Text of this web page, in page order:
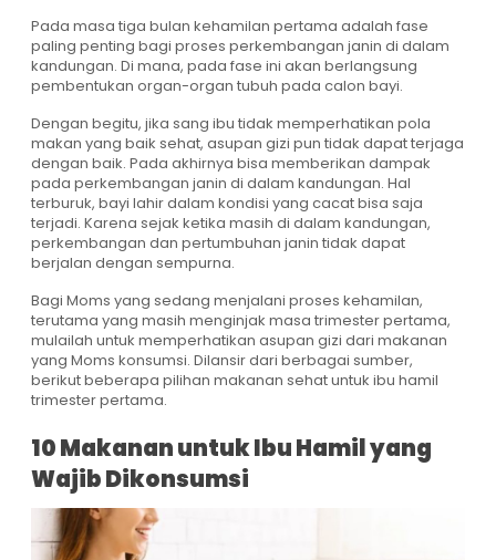
Pada masa tiga bulan kehamilan pertama adalah fase
paling penting bagi proses perkembangan janin di dalam
kandungan. Di mana, pada fase ini akan berlangsung
pembentukan organ-organ tubuh pada calon bayi.
Dengan begitu, jika sang ibu tidak memperhatikan pola
makan yang baik sehat, asupan gizi pun tidak dapat terjaga
dengan baik. Pada akhirnya bisa memberikan dampak
pada perkembangan janin di dalam kandungan. Hal
terburuk, bayi lahir dalam kondisi yang cacat bisa saja
terjadi. Karena sejak ketika masih di dalam kandungan,
perkembangan dan pertumbuhan janin tidak dapat
berjalan dengan sempurna.
Bagi Moms yang sedang menjalani proses kehamilan,
terutama yang masih menginjak masa trimester pertama,
mulailah untuk memperhatikan asupan gizi dari makanan
yang Moms konsumsi. Dilansir dari berbagai sumber,
berikut beberapa pilihan makanan sehat untuk ibu hamil
trimester pertama.
10 Makanan untuk Ibu Hamil yang
Wajib Dikonsumsi